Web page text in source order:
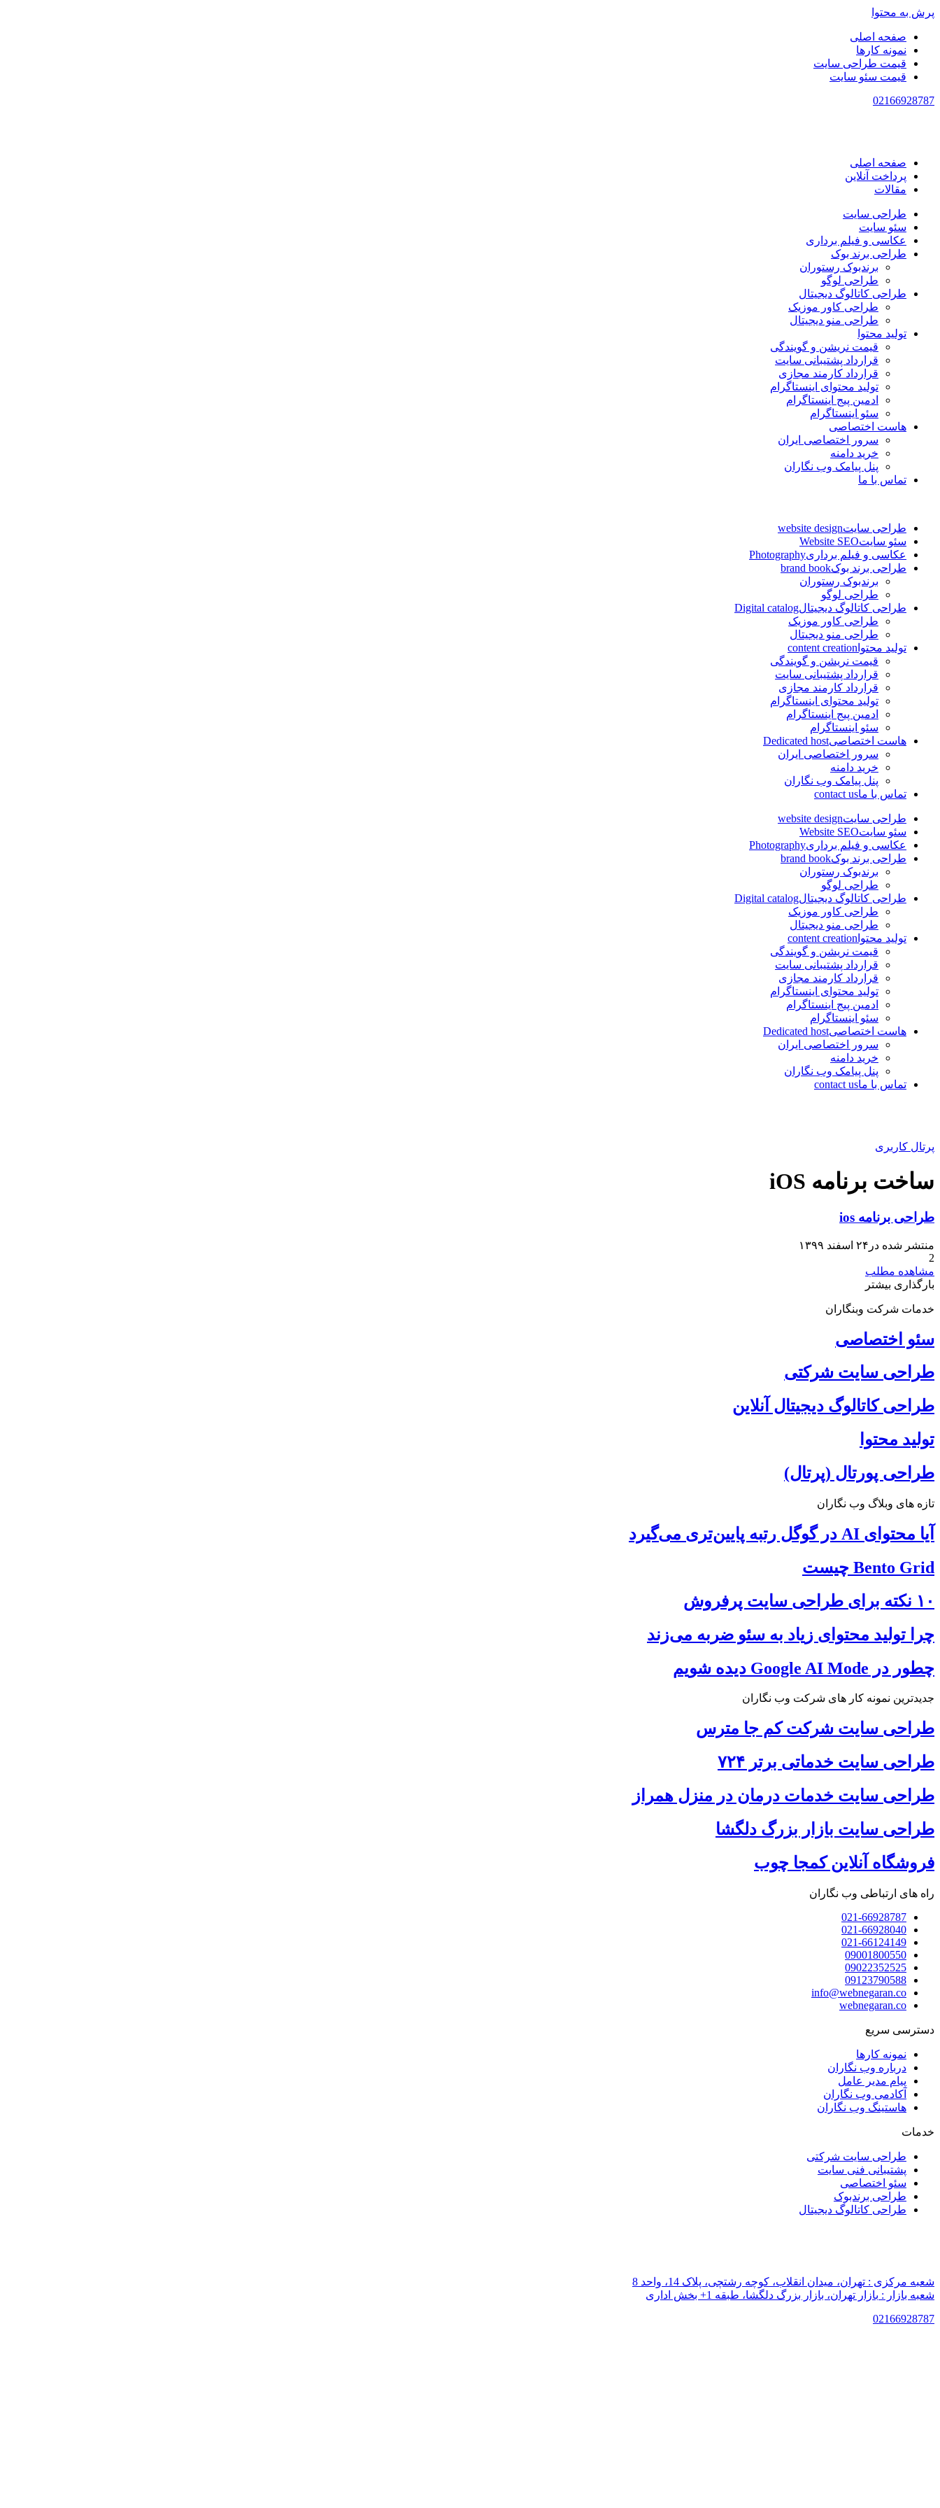
پرش به محتوا
صفحه اصلی
نمونه کارها
قیمت طراحی سایت
قیمت سئو سایت
02166928787
صفحه اصلی
پرداخت آنلاین
مقالات
طراحی سایت
سئو سایت
عکاسی و فیلم برداری
طراحی برند بوک
برندبوک رستوران
طراحی لوگو
طراحی کاتالوگ دیجیتال
طراحی کاور موزیک
طراحی منو دیجیتال
تولید محتوا
قیمت نریشن و گویندگی
قرارداد پشتیبانی سایت
قرارداد کارمند مجازی
تولید محتوای اینستاگرام
ادمین پیج اینستاگرام
سئو اینستاگرام
هاست اختصاصی
سرور اختصاصی ایران
خرید دامنه
پنل پیامک وب نگاران
تماس با ما
طراحی سایتwebsite design
سئو سایتWebsite SEO
عکاسی و فیلم برداریPhotography
طراحی برند بوکbrand book
برندبوک رستوران
طراحی لوگو
طراحی کاتالوگ دیجیتالDigital catalog
طراحی کاور موزیک
طراحی منو دیجیتال
تولید محتوا content creation
قیمت نریشن و گویندگی
قرارداد پشتیبانی سایت
قرارداد کارمند مجازی
تولید محتوای اینستاگرام
ادمین پیج اینستاگرام
سئو اینستاگرام
هاست اختصاصیDedicated host
سرور اختصاصی ایران
خرید دامنه
پنل پیامک وب نگاران
تماس با ماcontact us
طراحی سایتwebsite design
سئو سایتWebsite SEO
عکاسی و فیلم برداریPhotography
طراحی برند بوکbrand book
برندبوک رستوران
طراحی لوگو
طراحی کاتالوگ دیجیتالDigital catalog
طراحی کاور موزیک
طراحی منو دیجیتال
تولید محتوا content creation
قیمت نریشن و گویندگی
قرارداد پشتیبانی سایت
قرارداد کارمند مجازی
تولید محتوای اینستاگرام
ادمین پیج اینستاگرام
سئو اینستاگرام
هاست اختصاصیDedicated host
سرور اختصاصی ایران
خرید دامنه
پنل پیامک وب نگاران
تماس با ماcontact us
پرتال کاربری
ساخت برنامه iOS
طراحی برنامه ios
منتشر شده در۲۴ اسفند ۱۳۹۹
2
مشاهده مطلب
بارگذاری بیشتر
خدمات شرکت وبنگاران
سئو اختصاصی
طراحی سایت شرکتی
طراحی کاتالوگ دیجیتال آنلاین
تولید محتوا
طراحی پورتال (پرتال)
تازه های وبلاگ وب نگاران
آیا محتوای AI در گوگل رتبه پایین‌تری می‌گیرد
Bento Grid چیست
۱۰ نکته برای طراحی سایت پرفروش
چرا تولید محتوای زیاد به سئو ضربه می‌زند
چطور در Google AI Mode دیده شویم
جدیدترین نمونه کار های شرکت وب نگاران
طراحی سایت شرکت کم جا مترس
طراحی سایت خدماتی برتر ۷۲۴
طراحی سایت خدمات درمان در منزل همراز
طراحی سایت بازار بزرگ دلگشا
فروشگاه آنلاین کمجا چوب
راه های ارتباطی وب نگاران
021-66928787
021-66928040
021-66124149
09001800550
09022352525
09123790588
info@webnegaran.co
webnegaran.co
دسترسی سریع
نمونه کارها
درباره وب نگاران
پیام مدیر عامل
آکادمی وب نگاران
هاستینگ وب نگاران
خدمات
طراحی سایت شرکتی
پشتیبانی فنی سایت
سئو اختصاصی
طراحی برندبوک
طراحی کاتالوگ دیجیتال
شعبه مرکزی : تهران، میدان انقلاب، کوچه رشتچی، پلاک 14، واحد 8
شعبه بازار : بازار تهران، بازار بزرگ دلگشا، طبقه 1+ بخش اداری
02166928787